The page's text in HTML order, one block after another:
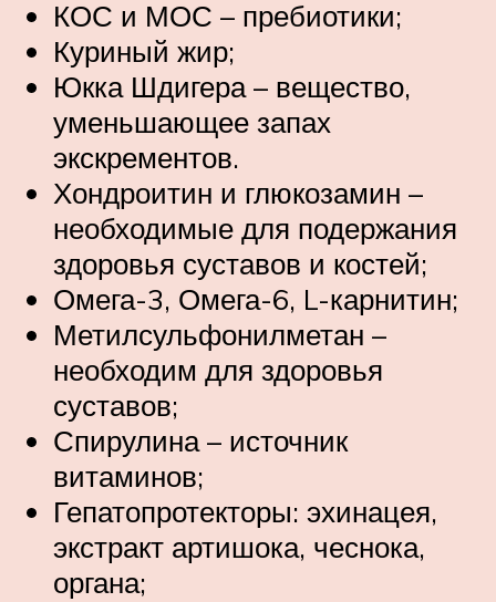
КОС и МОС – пребиотики;
Куриный жир;
Юкка Шдигера – вещество,
уменьшающее запах
экскрементов.
Хондроитин и глюкозамин –
необходимые для подержания
здоровья суставов и костей;
Омега-3, Омега-6, L-карнитин;
Метилсульфонилметан –
необходим для здоровья
суставов;
Спирулина – источник
витаминов;
Гепатопротекторы: эхинацея,
экстракт артишока, чеснока,
органа;